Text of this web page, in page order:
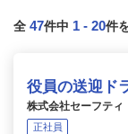
全 47件中 1 - 20件
役員の送迎ド
株式会社セーフテ
正社員